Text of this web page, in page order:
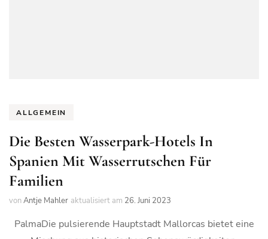
ALLGEMEIN
Die Besten Wasserpark-Hotels In
Spanien Mit Wasserrutschen Für
Familien
vonAntje Mahler aktualisiert am 26. Juni 2023
PalmaDie pulsierende Hauptstadt Mallorcas bietet eine